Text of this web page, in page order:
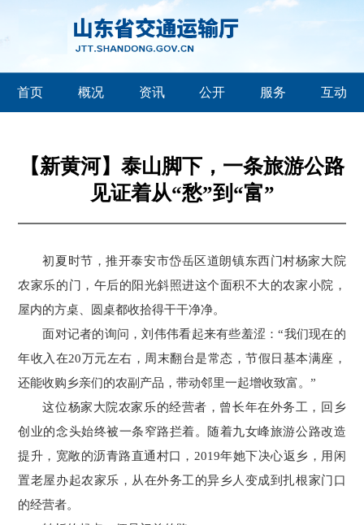
首页 概况 资讯 公开 服务 互动
【新黄河】泰山脚下，一条旅游公路
见证着从“愁”到“富”
初夏时节，推开泰安市岱岳区道朗镇东西门村杨家大院
农家乐的门，午后的阳光斜照进这个面积不大的农家小院，
屋内的方桌、圆桌都收拾得干干净净。
面对记者的询问，刘伟伟看起来有些羞涩：“我们现在的
年收入在20万元左右，周末翻台是常态，节假日基本满座，
还能收购乡亲们的农副产品，带动邻里一起增收致富。”
这位杨家大院农家乐的经营者，曾长年在外务工，回乡
创业的念头始终被一条窄路拦着。随着九女峰旅游公路改造
提升，宽敞的沥青路直通村口，2019年她下决心返乡，用闲
置老屋办起农家乐，从在外务工的异乡人变成到扎根家门口
的经营者。